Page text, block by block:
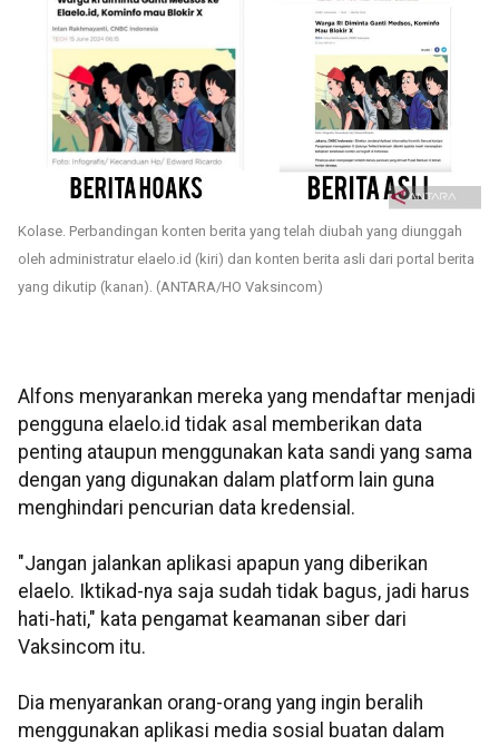
Kolase. Perbandingan konten berita yang telah diubah yang diunggah
oleh administratur elaelo.id (kiri) dan konten berita asli dari portal berita
yang dikutip (kanan). (ANTARA/HO Vaksincom)
Alfons menyarankan mereka yang mendaftar menjadi
pengguna elaelo.id tidak asal memberikan data
penting ataupun menggunakan kata sandi yang sama
dengan yang digunakan dalam platform lain guna
menghindari pencurian data kredensial.
"Jangan jalankan aplikasi apapun yang diberikan
elaelo. Iktikad-nya saja sudah tidak bagus, jadi harus
hati-hati," kata pengamat keamanan siber dari
Vaksincom itu.
Dia menyarankan orang-orang yang ingin beralih
menggunakan aplikasi media sosial buatan dalam